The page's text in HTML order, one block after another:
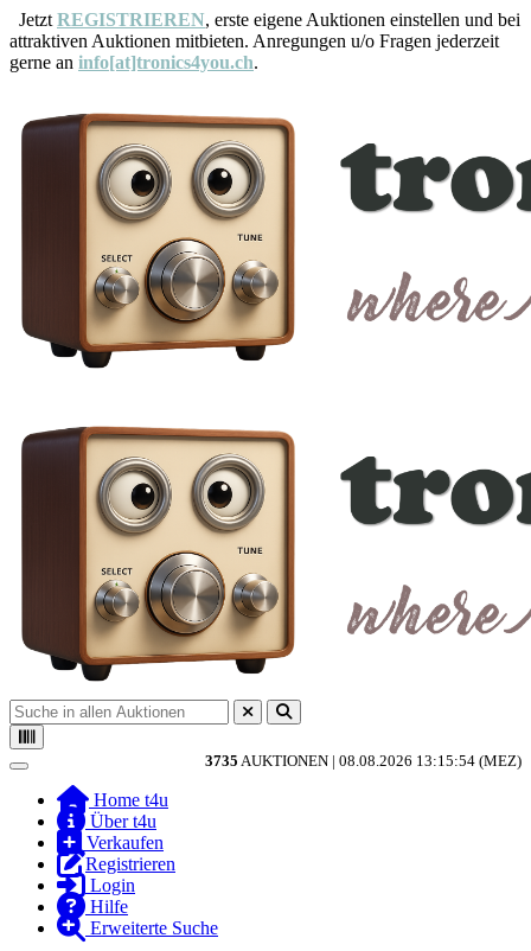
Jetzt REGISTRIEREN, erste eigene Auktionen einstellen und bei
attraktiven Auktionen mitbieten. Anregungen u/o Fragen jederzeit
gerne an info[at]tronics4you.ch.
3735 AUKTIONEN | 08.08.2026 13:15:54 (MEZ)
Toggle navigation
Home t4u
Über t4u
Verkaufen
Registrieren
Login
Hilfe
Erweiterte Suche